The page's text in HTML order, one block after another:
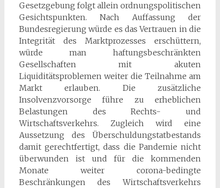
Gesetzgebung folgt allein ordnungspolitischen
Gesichtspunkten. Nach Auffassung der
Bundesregierung würde es das Vertrauen in die
Integrität des Marktprozesses erschüttern,
würde man haftungsbeschränkten
Gesellschaften mit akuten
Liquiditätsproblemen weiter die Teilnahme am
Markt erlauben. Die zusätzliche
Insolvenzvorsorge führe zu erheblichen
Belastungen des Rechts- und
Wirtschaftsverkehrs. Zugleich wird eine
Aussetzung des Überschuldungstatbestands
damit gerechtfertigt, dass die Pandemie nicht
überwunden ist und für die kommenden
Monate weiter corona-bedingte
Beschränkungen des Wirtschaftsverkehrs